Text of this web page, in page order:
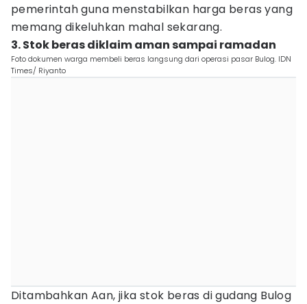
pemerintah guna menstabilkan harga beras yang
memang dikeluhkan mahal sekarang.
3. Stok beras diklaim aman sampai ramadan
Foto dokumen warga membeli beras langsung dari operasi pasar Bulog. IDN
Times/ Riyanto
Ditambahkan Aan, jika stok beras di gudang Bulog